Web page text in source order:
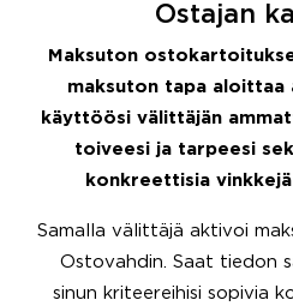
Ostajan
Maksuton
maksuton tapa aloittaa
käyttöösi välittäjän
toiveesi ja tarpeesi
konkreettisia
Samalla välittäjä aktivoi
Ostovahdin. Saat tiedon
sinun kriteereihisi sopivia